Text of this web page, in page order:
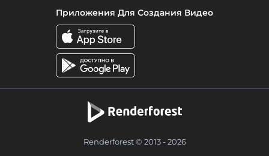
Приложения Для Создания Видео
Renderforest © 2013 - 2026